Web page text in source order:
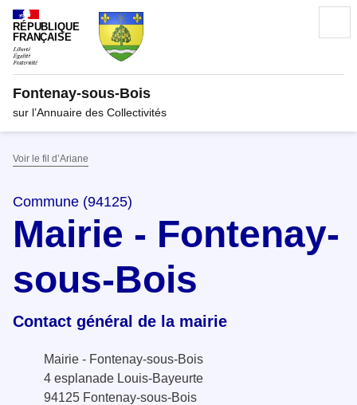
RÉPUBLIQUE
FRANÇAISE
Fontenay-sous-Bois
sur l’Annuaire des Collectivités
Voir le fil d’Ariane
Commune (94125)
Mairie - Fontenay-
sous-Bois
Contact général de la mairie
Mairie - Fontenay-sous-Bois
4 esplanade Louis-Bayeurte
94125 Fontenay-sous-Bois